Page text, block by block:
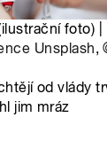
foto) |
Unsplash,
od vlády
jim mráz